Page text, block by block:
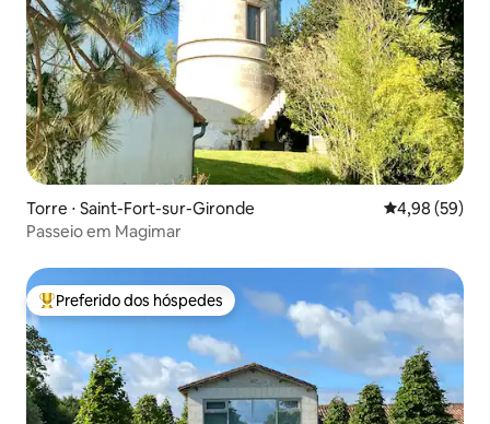
Torre ⋅ Saint-Fort-sur-Gironde 4,98 de uma
4,98 (59)
Passeio em Magimar
Entre os melhores preferidos dos hóspedes
Preferido dos hóspedes